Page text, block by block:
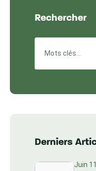
Rechercher
Derniers
Juin